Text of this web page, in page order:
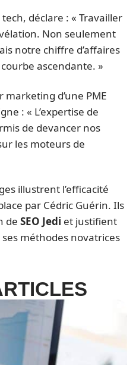
tech, déclare : « Travailler
Non seulement
notre chiffre d’affaires
ascendante. »
d’une PME
: « L’expertise de
de devancer nos
les moteurs de
illustrent l’efficacité
par Cédric Guérin. Ils
de SEO Jedi et justifient
méthodes novatrices